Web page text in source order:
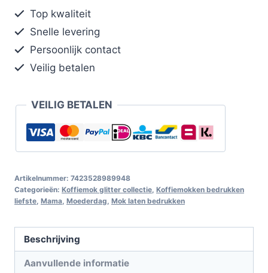
Top kwaliteit
Snelle levering
Persoonlijk contact
Veilig betalen
VEILIG BETALEN
Artikelnummer: 7423528989948
Categorieën: Koffiemok glitter collectie Koffiemokken bedrukken
liefste Mama Moederdag Mok laten bedrukken
Beschrijving
Aanvullende informatie